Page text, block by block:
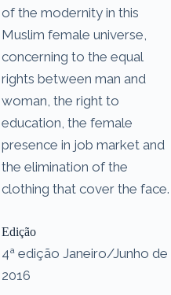
of the modernity in this
Muslim female universe,
concerning to the equal
rights between man and
woman, the right to
education, the female
presence in job market and
the elimination of the
clothing that cover the face.
Edição
4ª edição Janeiro/Junho de
2016